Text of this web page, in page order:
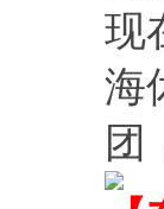
现
海
团